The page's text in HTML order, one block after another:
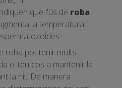
que l'ús de roba
la temperatura i
roba pot tenir molts
el teu cos a mantenir la
la nit. De manera